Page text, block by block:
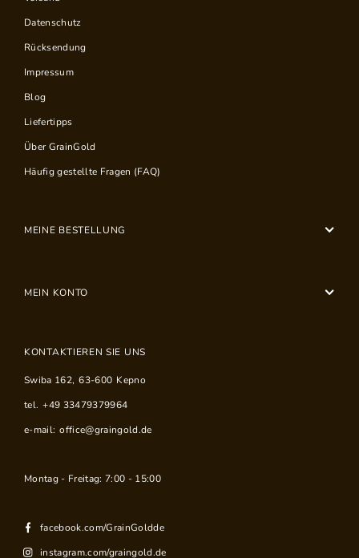
Datenschutz
Rücksendung
Impressum
Blog
Liefertipps
Über GrainGold
Häufig gestellte Fragen (FAQ)
MEINE BESTELLUNG
MEIN KONTO
KONTAKTIEREN SIE UNS
Swiba 162, 63-600 Kepno
tel. +49 33479379964
e-mail: office@graingold.de
Montag - Freitag: 7:00 - 15:00
facebook.com/GrainGoldde
instagram.com/graingold.de